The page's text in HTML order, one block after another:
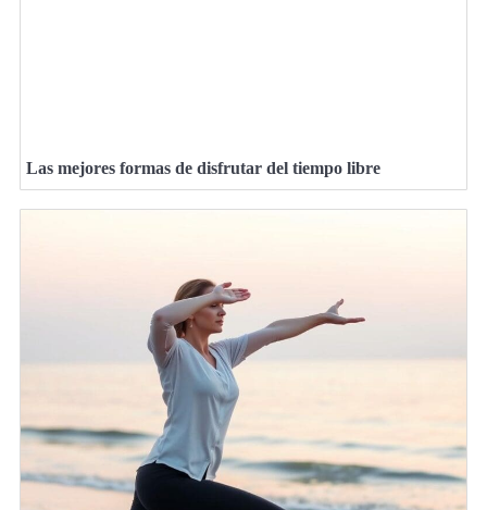
Las mejores formas de disfrutar del tiempo libre